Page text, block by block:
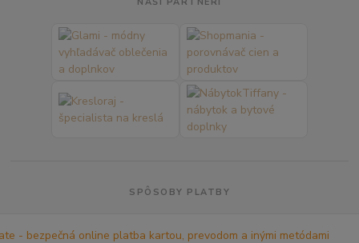
SPÔSOBY PLATBY